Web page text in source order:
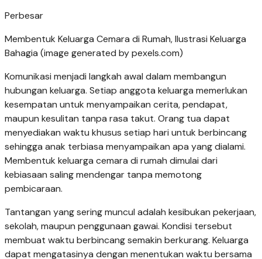
Perbesar
Membentuk Keluarga Cemara di Rumah, Ilustrasi Keluarga
Bahagia (image generated by pexels.com)
Komunikasi menjadi langkah awal dalam membangun
hubungan keluarga. Setiap anggota keluarga memerlukan
kesempatan untuk menyampaikan cerita, pendapat,
maupun kesulitan tanpa rasa takut. Orang tua dapat
menyediakan waktu khusus setiap hari untuk berbincang
sehingga anak terbiasa menyampaikan apa yang dialami.
Membentuk keluarga cemara di rumah dimulai dari
kebiasaan saling mendengar tanpa memotong
pembicaraan.
Tantangan yang sering muncul adalah kesibukan pekerjaan,
sekolah, maupun penggunaan gawai. Kondisi tersebut
membuat waktu berbincang semakin berkurang. Keluarga
dapat mengatasinya dengan menentukan waktu bersama